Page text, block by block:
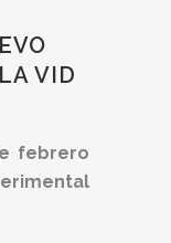
VID
febrero